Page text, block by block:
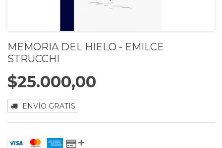
MEMORIA DEL HIELO - EMILCE
STRUCCHI
$25.000,00
ENVÍO GRATIS